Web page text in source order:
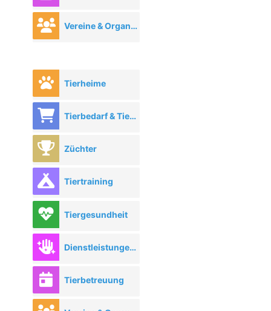
Vereine & Organisationen
Tierheime
Tierbedarf & Tierhandel
Züchter
Tiertraining
Tiergesundheit
Dienstleistungen rund ums Tier
Tierbetreuung